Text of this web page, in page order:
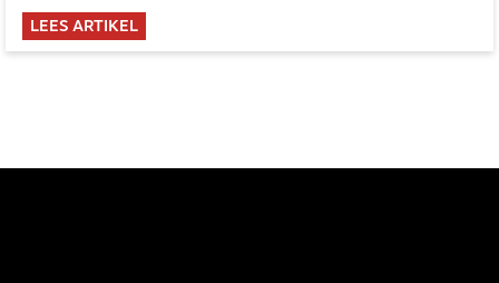
kern van het christelijk geloof omvatten. En toch kan
juist dit vers ook vragen oproepen. Over verloren
gaan, maar ook over de vraag waarom God de Zoon
LEES ARTIKEL